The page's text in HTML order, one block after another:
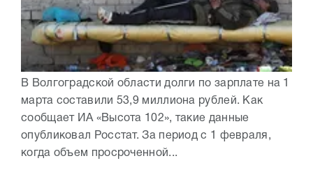
В Волгоградской области долги по зарплате на 1
марта составили 53,9 миллиона рублей. Как
сообщает ИА «Высота 102», такие данные
опубликовал Росстат. За период с 1 февраля,
когда объем просроченной...